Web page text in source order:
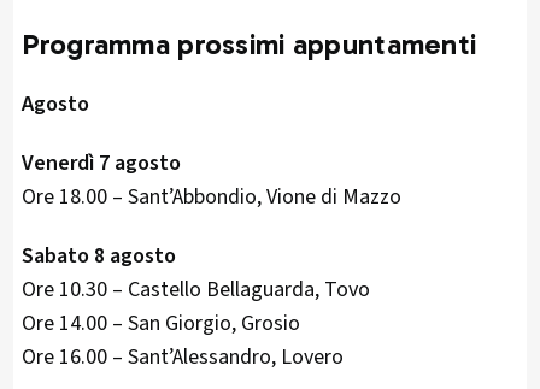
Programma prossimi appuntamenti
Agosto
Venerdì 7 agosto
Ore 18.00 – Sant’Abbondio, Vione di Mazzo
Sabato 8 agosto
Ore 10.30 – Castello Bellaguarda, Tovo
Ore 14.00 – San Giorgio, Grosio
Ore 16.00 – Sant’Alessandro, Lovero